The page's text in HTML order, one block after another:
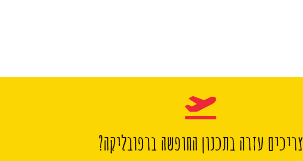
צריכים עזרה בתכנון החופשה ברפובליקה?